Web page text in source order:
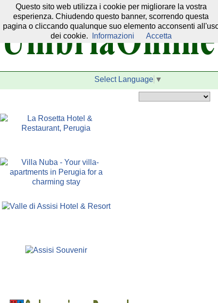
Il nostro network:
Select Language ▼
Questo sito web utilizza i cookie per migliorare la vostra
esperienza. Chiudendo questo banner, scorrendo questa
pagina o cliccando qualunque suo elemento acconsenti
dei cookie.
Informazioni Accetta